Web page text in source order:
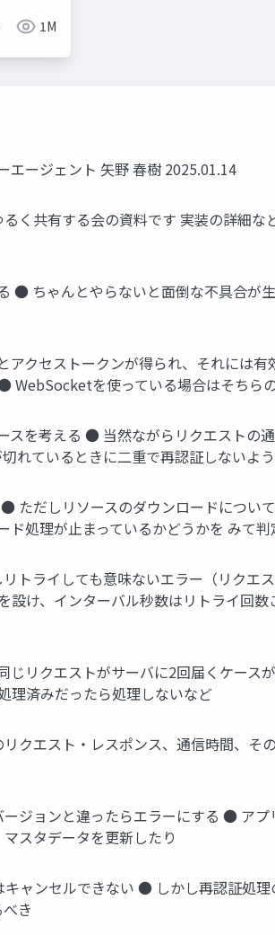
1M
エージェント 矢野 春樹 2025.01.14
く共有する会の資料です 実装の詳細
● ちゃんとやらないと面倒な不具合が
クセストークンが得られ、それには
を使っている場合はそちら
を考える ● 当然ながらリクエストの
れているときに二重で再認証しないよ
だしリソースのダウンロードについ
処理が止まっているかどうかを みて判
ライしても意味ないエラー（リクエ
け、インターバル秒数はリトライ回
リクエストがサーバに2回届くケース
理済みだったら処理しないなど
クエスト・レスポンス、通信時間、そ
ジョンと違ったらエラーにする ● ア
スタデータを更新したり
ャンセルできない ● しかし再認証処
き